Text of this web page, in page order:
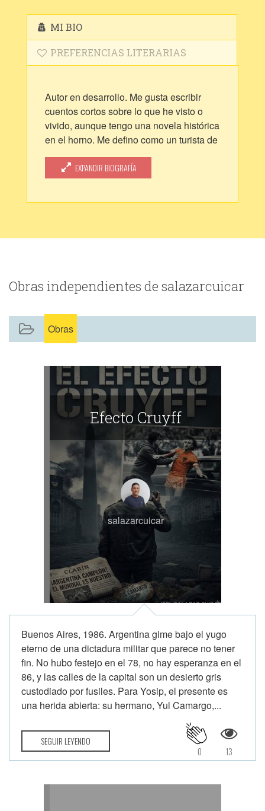
MI BIO
PREFERENCIAS LITERARIAS
Autor en desarrollo. Me gusta escribir
cuentos cortos sobre lo que he visto o
vivido, aunque tengo una novela histórica
en el horno. Me defino como un turista de
la vida porque trato de disfrutar y
aprender de todo lo que acontece a mi
alrededor. Nací en Barcelona, Estado
han dejado un montón de anécdotas que
EXPANDIR BIOGRAFÍA
Obras independientes de salazarcuicar
Obras
Efecto Cruyff
salazarcuicar
Buenos Aires, 1986. Argentina gime bajo el yugo
eterno de una dictadura militar que parece no tener
fin. No hubo festejo en el 78, no hay esperanza en el
86, y las calles de la capital son un desierto gris
custodiado por fusiles. Para Yosip, el presente es
una herida abierta: su hermano, Yul Camargo,...
SEGUIR LEYENDO
13
0